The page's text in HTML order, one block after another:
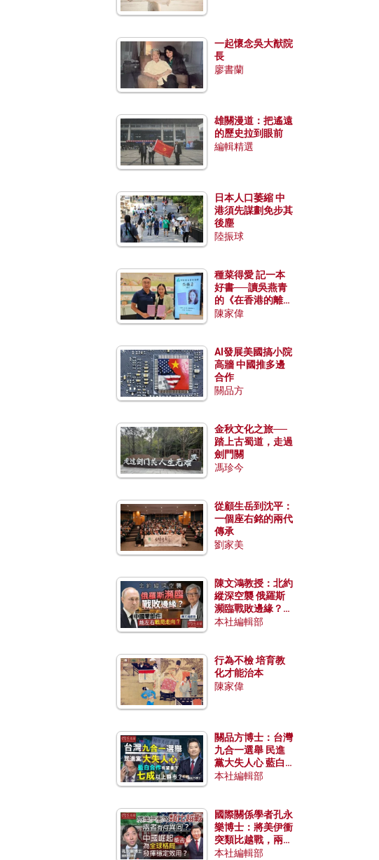
一起懷念吳大猷院
長
廖書蘭
雄關漫道：把遙遠
的歷史拉到眼前
編輯精選
日本人口萎縮 中
港須先謀劃免步其
後塵
陸振球
種菜得愛 記一本
好書──讀吳燕青
的《在香港的離島
種菜》
陳家偉
AI發展美國搞小院
高牆 中國推多邊
合作
關品方
金秋文化之旅──
踏上古蜀道，走過
劍門關
馮珍今
從顧生岳到沈平：
一個座右銘的兩代
傳承
劉家美
陳文鴻教授：北約
縱深空襲 俄羅斯
瀕臨戰敗邊緣？中
國零部件能左右戰
本社編輯部
行為不檢 培育教
化才能治本
陳家偉
關品方博士：台灣
九合一選舉 民進
黨大失人心 藍白
合作有望拿下七成
本社編輯部
國際關係學者孔永
樂博士：將美伊衝
突類比越戰，兩者
有何異同？中國崛
本社編輯部